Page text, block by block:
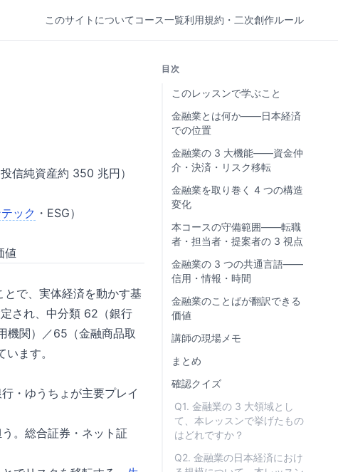
このサイトについて コース一覧利用規約・二次創作ルール
信純資産約 350 兆円）
ック ・ESG）
値
で、実体経済を動かす基
され、中分類 62（銀行
機関）／65（金融商品取
ます。
・ゆうちょが主要プレイ
。総合証券・ネット証
目次
このレッスンで学ぶこと
金融業とは何か——日本経済
での位置
金融業の 3 大機能——資金仲
介・決済・リスク移転
金融業を取り巻く 4 つの構造
変化
本コースの守備範囲——転職
者・担当者・提案者の 3 視点
金融業の 3 つの共通言語——
信用・情報・時間
金融業のことばが翻訳できる
価値
講師の現場メモ
まとめ
確認クイズ
Q1. 金融業の 3 大領域とし
て、本レッスンで挙げたもの
はどれですか？
Q2. 金融業の日本経済におけ